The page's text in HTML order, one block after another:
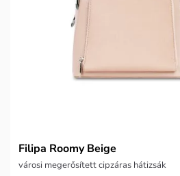
Filipa Roomy Beige
városi megerősített cipzáras hátizsák